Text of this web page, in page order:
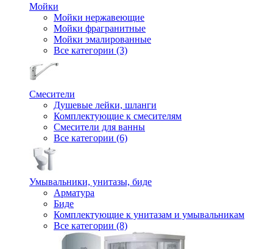
Мойки
Мойки нержавеющие
Мойки фрагранитные
Мойки эмалированные
Все категории (3)
Смесители
Душевые лейки, шланги
Комплектующие к смесителям
Смесители для ванны
Все категории (6)
Умывальники, унитазы, биде
Арматура
Биде
Комплектующие к унитазам и умывальникам
Все категории (8)